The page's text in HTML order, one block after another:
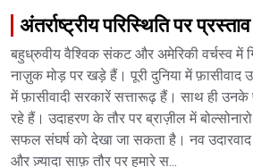
अंतर्राष्‍ट्रीय परिस्थिति पर प्रस्ताव
बहुध्रुवीय वैश्विक संकट और अमेरिकी वर्चस्‍व में
नाज़ुक मोड़ पर खड़े हैं। पूरी दुनिया में फ़ासीवाद
में फ़ासीवादी सरकारें सत्तारूढ़ हैं। साथ ही उनके
रहे हैं। उदाहरण के तौर पर ब्राज़ील में
सफल संघर्ष को देखा जा सकता है। नव
और ज़्यादा साफ़ तौर पर हमारे स...